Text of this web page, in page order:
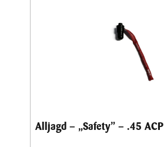
Alljagd – „Safety” – .45 ACP